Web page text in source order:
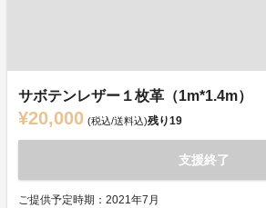
サボテンレザー１枚革（1m*1.4m）
¥20,000 (税込/送料込)残り19
支援終了
ご提供予定時期：2021年7月